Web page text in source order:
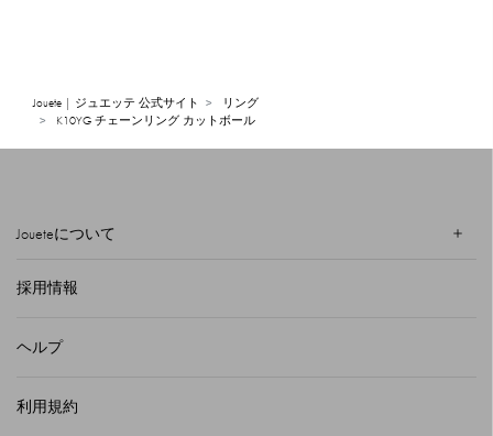
Jouete | ジュエッテ 公式サイト
リング
K10YG チェーンリング カットボール
Joueteについて
採用情報
ヘルプ
利用規約